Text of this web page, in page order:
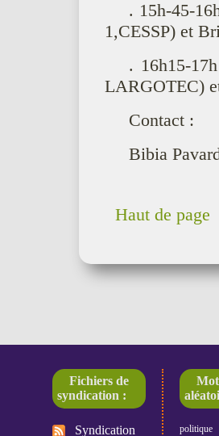
. 15h-45-
1,CESSP) et
. 16h15-
LARGOTEC)
Contact :
Bibia
Haut de page
Fichiers de
syndication :
Syndication
politique